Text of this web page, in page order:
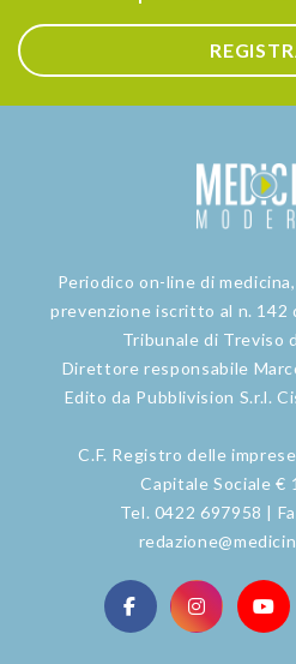
Periodico on-line di
prevenzione iscritto al n. 142
Tribunale di Treviso
Direttore responsabile
Edito da Pubblivision S.r.l.
C.F. Registro delle
Capitale Sociale €
Tel. 0422 697958 |